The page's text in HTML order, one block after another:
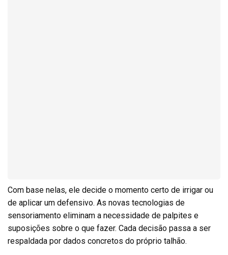
Com base nelas, ele decide o momento certo de irrigar ou
de aplicar um defensivo. As novas tecnologias de
sensoriamento eliminam a necessidade de palpites e
suposições sobre o que fazer. Cada decisão passa a ser
respaldada por dados concretos do próprio talhão.